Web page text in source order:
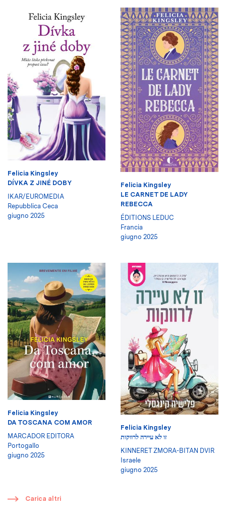
Felicia Kingsley
DÍVKA Z JINÉ DOBY
IKAR/EUROMEDIA
Repubblica Ceca
giugno 2025
Felicia Kingsley
LE CARNET DE LADY
REBECCA
ÉDITIONS LEDUC
Francia
giugno 2025
Felicia Kingsley
DA TOSCANA COM AMOR
MARCADOR EDITORA
Portogallo
giugno 2025
Felicia Kingsley
זו לא עיירה לרווקות
KINNERET ZMORA-BITAN DVIR
Israele
giugno 2025
​ Carica altri